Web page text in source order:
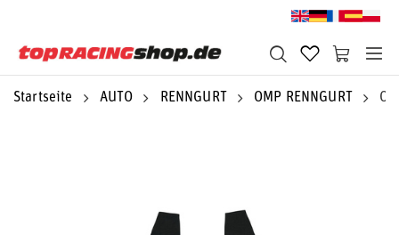
Startseite AUTO RENNGURT OMP RENNGURT